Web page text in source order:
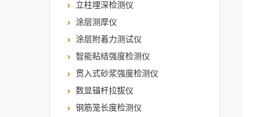
立柱埋深检测仪
涂层测厚仪
涂层附着力测试仪
智能粘结强度检测仪
贯入式砂浆强度检测仪
数显锚杆拉拔仪
钢筋笼长度检测仪